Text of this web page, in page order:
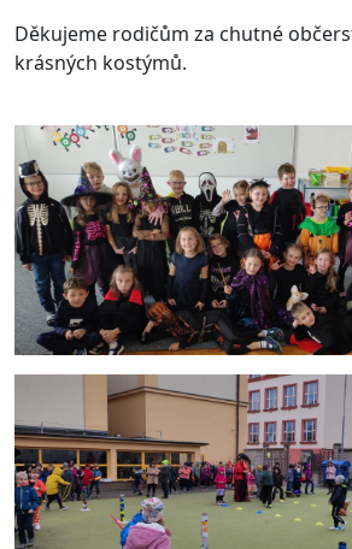
Děkujeme rodičům za chutné
krásných kostýmů.